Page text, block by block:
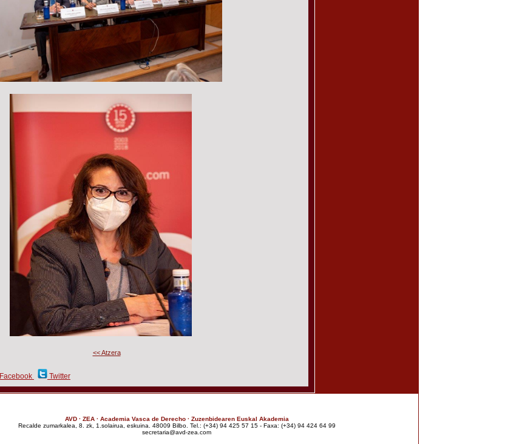
<< Atzera
Facebook Twitter
AVD · ZEA · Academia Vasca de Derecho · Zuzenbidearen Euskal Akademia
Recalde zumarkalea, 8. zk, 1.solairua, eskuina. 48009 Bilbo. Tel.: (+34) 94 425 57 15 - Faxa: (+34) 94 424 64 99
moc.aez-dva@airaterces